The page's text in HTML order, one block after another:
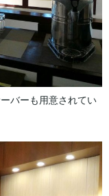
バーも用意されてい